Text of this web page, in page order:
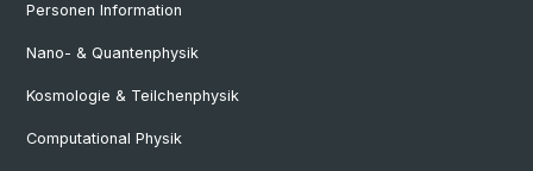
Personen Information
Nano- & Quantenphysik
Kosmologie & Teilchenphysik
Computational Physik